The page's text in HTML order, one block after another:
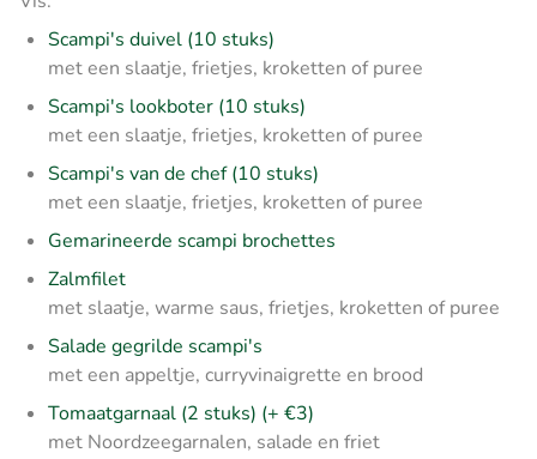
Scampi's duivel (10 stuks)
met een slaatje, frietjes, kroketten of puree
Scampi's lookboter (10 stuks)
met een slaatje, frietjes, kroketten of puree
Scampi's van de chef (10 stuks)
met een slaatje, frietjes, kroketten of puree
Gemarineerde scampi brochettes
Zalmfilet
met slaatje, warme saus, frietjes, kroketten of puree
Salade gegrilde scampi's
met een appeltje, curryvinaigrette en brood
Tomaatgarnaal (2 stuks) (+ €3)
met Noordzeegarnalen, salade en friet